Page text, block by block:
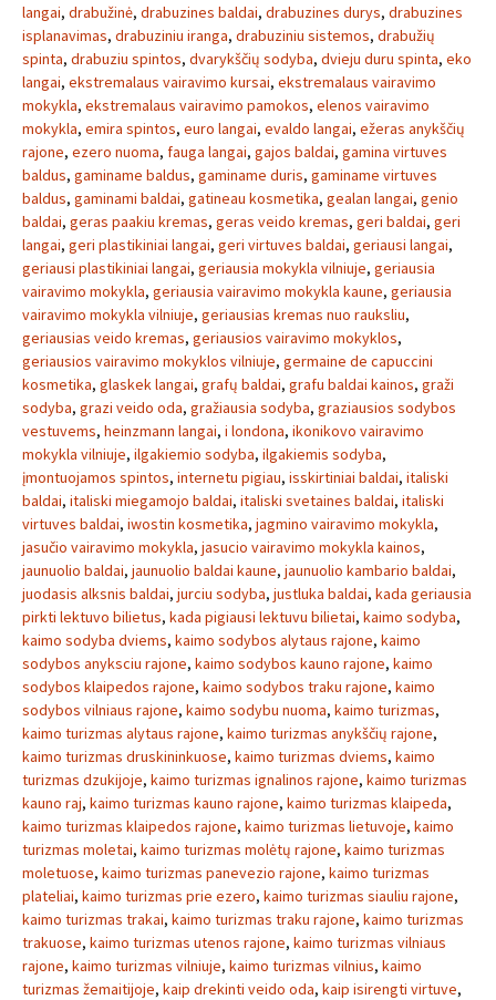
langai, drabužinė, drabuzines baldai, drabuzines durys, drabuzines
isplanavimas, drabuziniu iranga, drabuziniu sistemos, drabužių
spinta, drabuziu spintos, dvarykščių sodyba, dvieju duru spinta, eko
langai, ekstremalaus vairavimo kursai, ekstremalaus vairavimo
mokykla, ekstremalaus vairavimo pamokos, elenos vairavimo
mokykla, emira spintos, euro langai, evaldo langai, ežeras anykščių
rajone, ezero nuoma, fauga langai, gajos baldai, gamina virtuves
baldus, gaminame baldus, gaminame duris, gaminame virtuves
baldus, gaminami baldai, gatineau kosmetika, gealan langai, genio
baldai, geras paakiu kremas, geras veido kremas, geri baldai, geri
langai, geri plastikiniai langai, geri virtuves baldai, geriausi langai,
geriausi plastikiniai langai, geriausia mokykla vilniuje, geriausia
vairavimo mokykla, geriausia vairavimo mokykla kaune, geriausia
vairavimo mokykla vilniuje, geriausias kremas nuo rauksliu,
geriausias veido kremas, geriausios vairavimo mokyklos,
geriausios vairavimo mokyklos vilniuje, germaine de capuccini
kosmetika, glaskek langai, grafų baldai, grafu baldai kainos, graži
sodyba, grazi veido oda, gražiausia sodyba, graziausios sodybos
vestuvems, heinzmann langai, i londona, ikonikovo vairavimo
mokykla vilniuje, ilgakiemio sodyba, ilgakiemis sodyba,
įmontuojamos spintos, internetu pigiau, isskirtiniai baldai, italiski
baldai, italiski miegamojo baldai, italiski svetaines baldai, italiski
virtuves baldai, iwostin kosmetika, jagmino vairavimo mokykla,
jasučio vairavimo mokykla, jasucio vairavimo mokykla kainos,
jaunuolio baldai, jaunuolio baldai kaune, jaunuolio kambario baldai,
juodasis alksnis baldai, jurciu sodyba, justluka baldai, kada geriausia
pirkti lektuvo bilietus, kada pigiausi lektuvu bilietai, kaimo sodyba,
kaimo sodyba dviems, kaimo sodybos alytaus rajone, kaimo
sodybos anyksciu rajone, kaimo sodybos kauno rajone, kaimo
sodybos klaipedos rajone, kaimo sodybos traku rajone, kaimo
sodybos vilniaus rajone, kaimo sodybu nuoma, kaimo turizmas,
kaimo turizmas alytaus rajone, kaimo turizmas anykščių rajone,
kaimo turizmas druskininkuose, kaimo turizmas dviems, kaimo
turizmas dzukijoje, kaimo turizmas ignalinos rajone, kaimo turizmas
kauno raj, kaimo turizmas kauno rajone, kaimo turizmas klaipeda,
kaimo turizmas klaipedos rajone, kaimo turizmas lietuvoje, kaimo
turizmas moletai, kaimo turizmas molėtų rajone, kaimo turizmas
moletuose, kaimo turizmas panevezio rajone, kaimo turizmas
plateliai, kaimo turizmas prie ezero, kaimo turizmas siauliu rajone,
kaimo turizmas trakai, kaimo turizmas traku rajone, kaimo turizmas
trakuose, kaimo turizmas utenos rajone, kaimo turizmas vilniaus
rajone, kaimo turizmas vilniuje, kaimo turizmas vilnius, kaimo
turizmas žemaitijoje, kaip drekinti veido oda, kaip isirengti virtuve,